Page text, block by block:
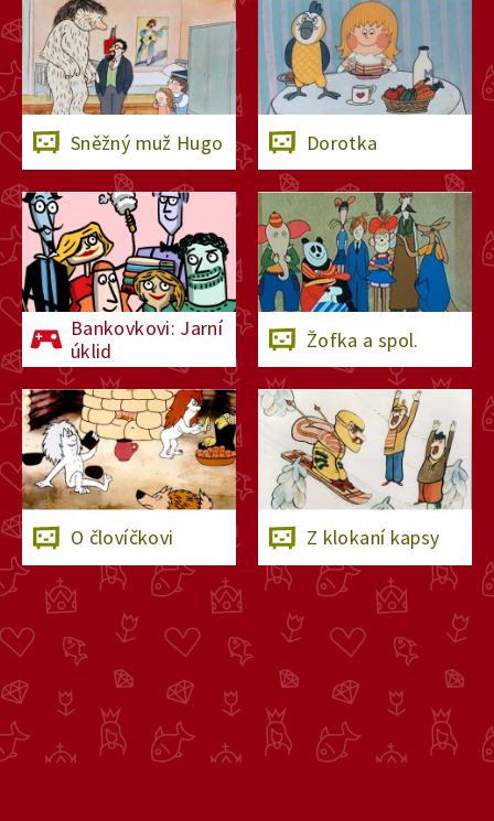
Sněžný muž Hugo Dorotka
Bankovkovi: Jarní
úklid
Žofka a spol.
O človíčkovi Z klokaní kapsy